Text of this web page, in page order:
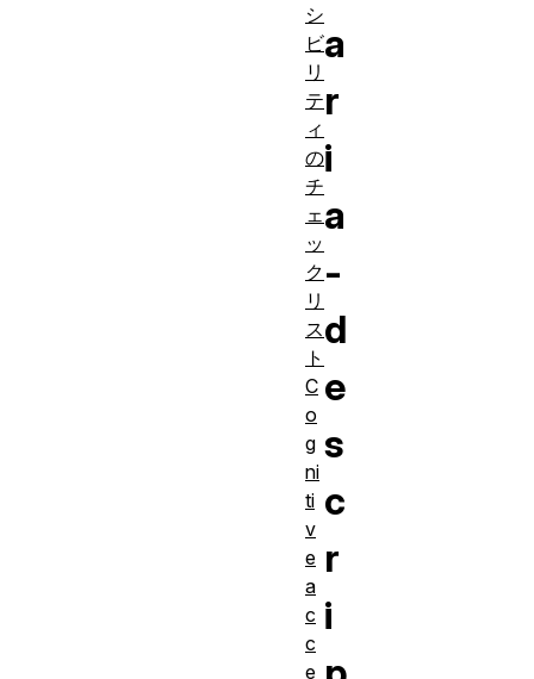
a
r
i
a
-
d
e
s
c
r
i
シ
ビ
リ
テ
ィ
の
チ
ェ
ッ
ク
リ
ス
ト
C
o
g
ni
ti
v
e
a
c
c
e